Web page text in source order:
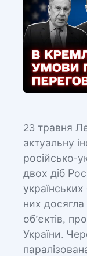
23 травня
актуальну
російсько-
двох діб
українських
них досягла
об’єктів,
України.